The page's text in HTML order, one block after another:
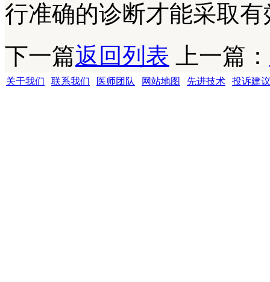
行准确的诊断才能采取
下一篇返回列表 上一篇：
关于我们 联系我们 医师团队 网站地图 先进技术
投诉建议